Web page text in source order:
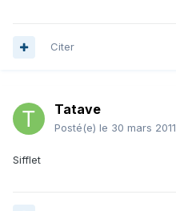
Citer
Tatave
Posté(e) le 30 mars 2011
Sifflet